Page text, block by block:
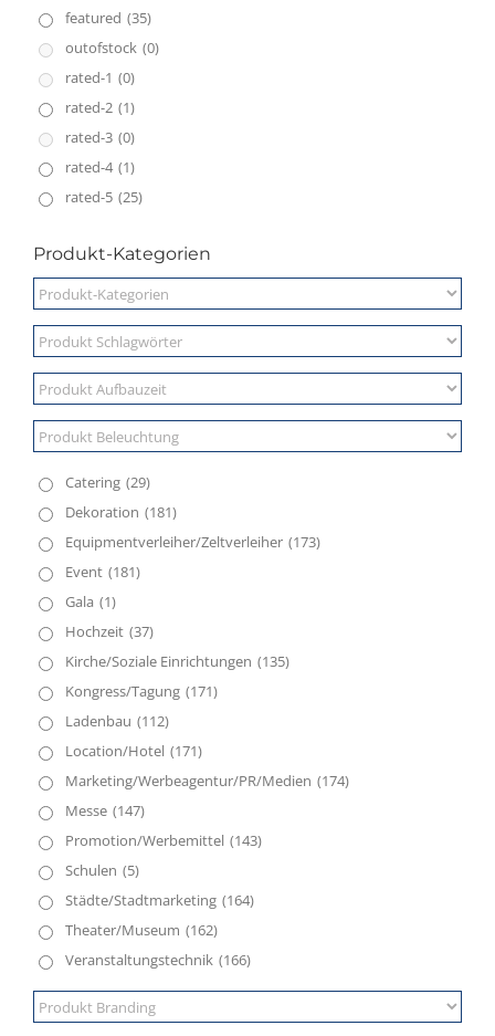
featured (35)
outofstock (0)
rated-1 (0)
rated-2 (1)
rated-3 (0)
rated-4 (1)
rated-5 (25)
Produkt-Kategorien
Catering (29)
Dekoration (181)
Equipmentverleiher/Zeltverleiher (173)
Event (181)
Gala (1)
Hochzeit (37)
Kirche/Soziale Einrichtungen (135)
Kongress/Tagung (171)
Ladenbau (112)
Location/Hotel (171)
Marketing/Werbeagentur/PR/Medien (174)
Messe (147)
Promotion/Werbemittel (143)
Schulen (5)
Städte/Stadtmarketing (164)
Theater/Museum (162)
Veranstaltungstechnik (166)